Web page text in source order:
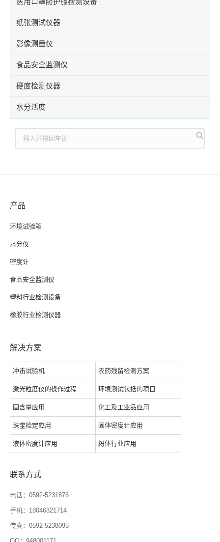
纸张测试仪器
影像测量仪
食品安全监测仪
硬度检测仪器
水分活度
产品
环境试验箱
水分仪
密度计
食品安全监测仪
塑料行业检测设备
橡胶行业检测仪器
解决方案
冲击试验机 农药残留检测方案
激光粒度仪的操作过程 环境测试包括的项目
固含量应用 化工及工业品应用
珠宝检定应用 固体密度计应用
液体密度计应用 粉体行业应用
联系方式
电话：0592-5231876
手机：18046321714
传真：0592-5238095